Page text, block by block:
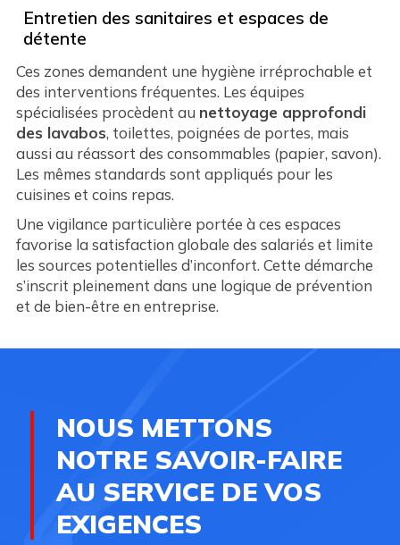
Entretien des sanitaires et espaces de
détente
Ces zones demandent une hygiène irréprochable et
des interventions fréquentes. Les équipes
spécialisées procèdent au nettoyage approfondi
des lavabos, toilettes, poignées de portes, mais
aussi au réassort des consommables (papier, savon).
Les mêmes standards sont appliqués pour les
cuisines et coins repas.
Une vigilance particulière portée à ces espaces
favorise la satisfaction globale des salariés et limite
les sources potentielles d’inconfort. Cette démarche
s’inscrit pleinement dans une logique de prévention
et de bien-être en entreprise.
NOUS METTONS
NOTRE SAVOIR-FAIRE
AU SERVICE DE VOS
EXIGENCES